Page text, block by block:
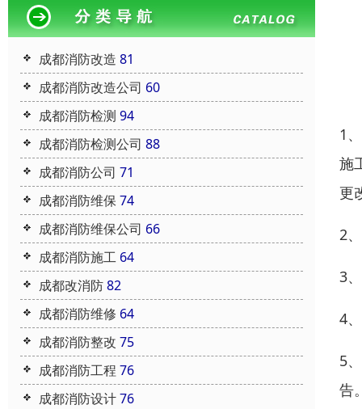
成都消防改造 81
成都消防改造公司 60
成都消防检测 94
成都消防检测公司 88
成都消防公司 71
成都消防维保 74
成都消防维保公司 66
成都消防施工 64
成都改消防82
成都消防维修 64
成都消防整改 75
成都消防工程 76
成都消防设计76
1
施
更
2
3
4
5
告